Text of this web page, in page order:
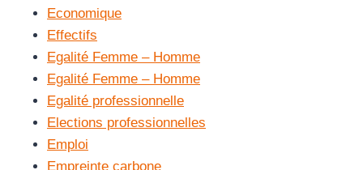
Economique
Effectifs
Egalité Femme – Homme
Egalité Femme – Homme
Egalité professionnelle
Elections professionnelles
Emploi
Empreinte carbone